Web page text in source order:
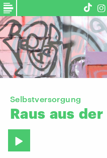
Selbstversorgung
Raus aus der